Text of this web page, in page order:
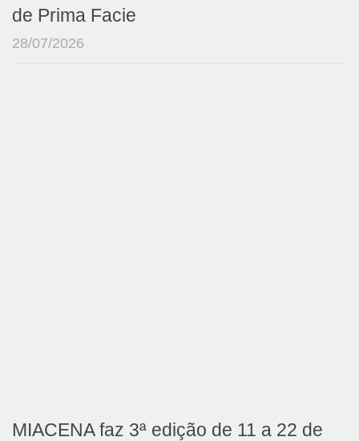
de Prima Facie
28/07/2026
MIACENA faz 3ª edição de 11 a 22 de